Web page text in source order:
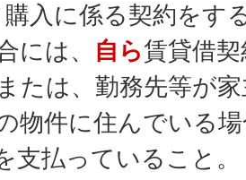
購入に係る契約をす
には、 自ら賃貸借
たは、勤務先等が
物件に住んでいる
支払っていること。